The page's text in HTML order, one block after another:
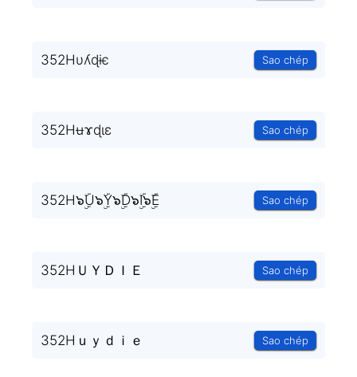
352Hυʎɖɨє Sao chép
352Hʉɤɖɩɛ Sao chép
352H๖ۣۜU๖ۣۜY๖ۣۜD๖ۣۜI๖ۣۜE Sao chép
352HＵＹＤＩＥ Sao chép
352Hｕｙｄｉｅ Sao chép